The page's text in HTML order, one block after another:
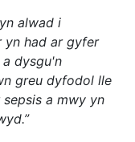
alwad i
yn had ar gyfer
dysgu'n
greu dyfodol lle
a mwy yn